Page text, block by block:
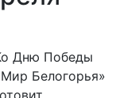
Дню Победы
Белогорья»